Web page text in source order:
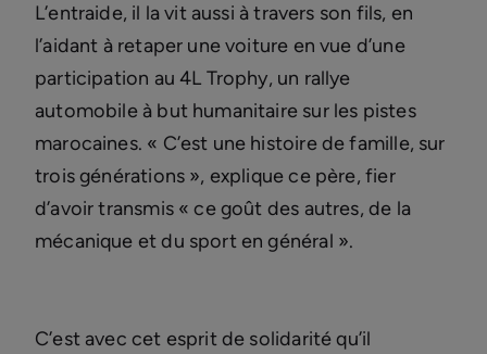
L’entraide, il la vit aussi à travers son fils, en
l’aidant à retaper une voiture en vue d’une
participation au 4L Trophy, un rallye
automobile à but humanitaire sur les pistes
marocaines. « C’est une histoire de famille, sur
trois générations », explique ce père, fier
d’avoir transmis « ce goût des autres, de la
mécanique et du sport en général ».
C’est avec cet esprit de solidarité qu’il